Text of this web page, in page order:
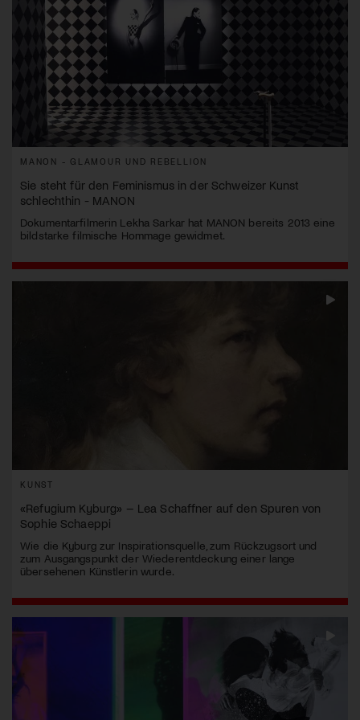
MANON - GLAMOUR UND REBELLION
Sie steht für den Feminismus in der Schweizer Kunst
schlechthin - MANON
Dokumentarfilmerin Lekha Sarkar hat MANON bereits 2013 eine
bildstarke filmische Hommage gewidmet.
KUNST
«Refugium Kyburg» – Lea Schaffner auf den Spuren von
Sophie Schaeppi
Wie die Kyburg zur Inspirationsquelle, zum Rückzugsort und
zum Ausgangspunkt der Wiederentdeckung einer lange
übersehenen Künstlerin wurde.